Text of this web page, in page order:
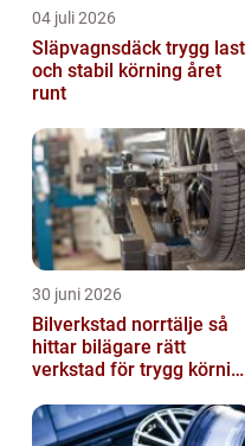
04 juli 2026
Släpvagnsdäck trygg last
och stabil körning året
runt
30 juni 2026
Bilverkstad norrtälje så
hittar bilägare rätt
verkstad för trygg körning